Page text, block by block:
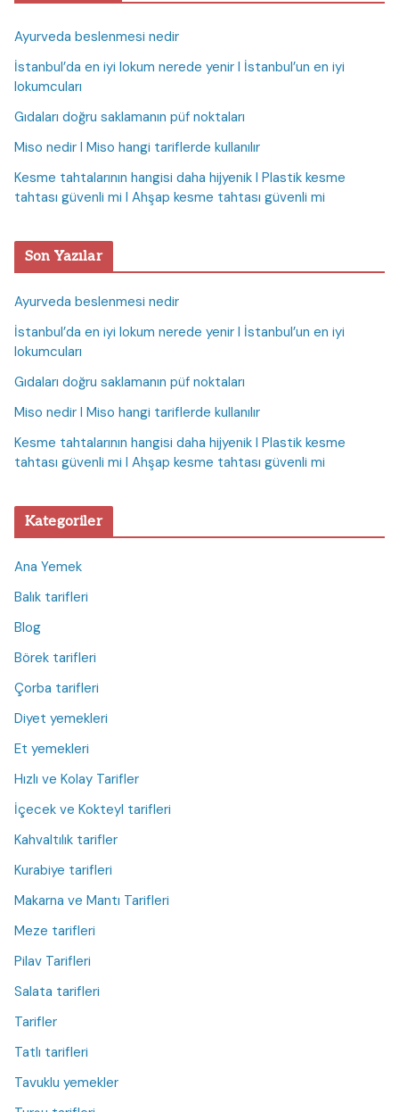
Ayurveda beslenmesi nedir
İstanbul’da en iyi lokum nerede yenir I İstanbul’un en iyi
lokumcuları
Gıdaları doğru saklamanın püf noktaları
Miso nedir I Miso hangi tariflerde kullanılır
Kesme tahtalarının hangisi daha hijyenik I Plastik kesme
tahtası güvenli mi I Ahşap kesme tahtası güvenli mi
Son Yazılar
Ayurveda beslenmesi nedir
İstanbul’da en iyi lokum nerede yenir I İstanbul’un en iyi
lokumcuları
Gıdaları doğru saklamanın püf noktaları
Miso nedir I Miso hangi tariflerde kullanılır
Kesme tahtalarının hangisi daha hijyenik I Plastik kesme
tahtası güvenli mi I Ahşap kesme tahtası güvenli mi
Kategoriler
Ana Yemek
Balık tarifleri
Blog
Börek tarifleri
Çorba tarifleri
Diyet yemekleri
Et yemekleri
Hızlı ve Kolay Tarifler
İçecek ve Kokteyl tarifleri
Kahvaltılık tarifler
Kurabiye tarifleri
Makarna ve Mantı Tarifleri
Meze tarifleri
Pilav Tarifleri
Salata tarifleri
Tarifler
Tatlı tarifleri
Tavuklu yemekler